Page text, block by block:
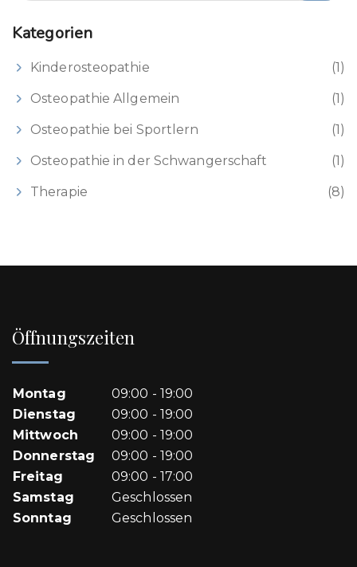
Kategorien
Kinderosteopathie (1)
Osteopathie Allgemein (1)
Osteopathie bei Sportlern (1)
Osteopathie in der Schwangerschaft (1)
Therapie (8)
Öffnungszeiten
Montag
09:00 - 19:00
Dienstag
09:00 - 19:00
Mittwoch
09:00 - 19:00
Donnerstag
09:00 - 19:00
Freitag
09:00 - 17:00
Samstag
Geschlossen
Sonntag
Geschlossen